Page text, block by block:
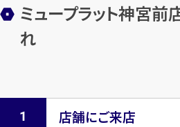
ミュープラット神宮
れ
店舗にご来店